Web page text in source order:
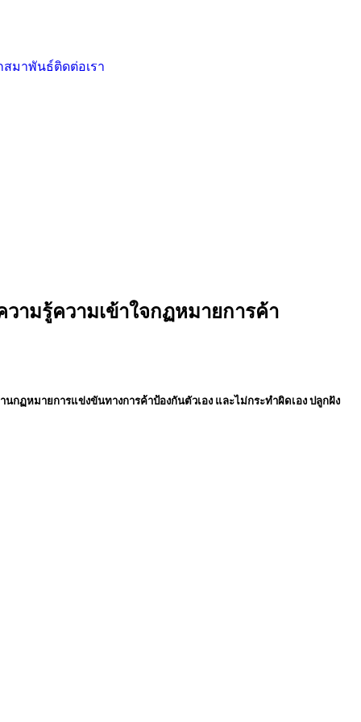
สมาพันธ์ติดต่อเรา
ามรู้ความเข้าใจกฏหมายการค้า
นกฏหมายการแข่งขันทางการค้าป้องกันตัวเอง และไม่กระทำผิดเอง ปลูกฝัง